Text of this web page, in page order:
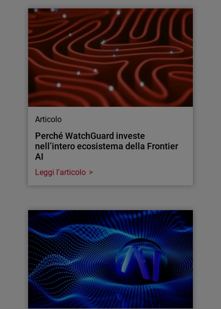
Articolo
Perché WatchGuard investe
nell’intero ecosistema della Frontier
AI
Leggi l'articolo